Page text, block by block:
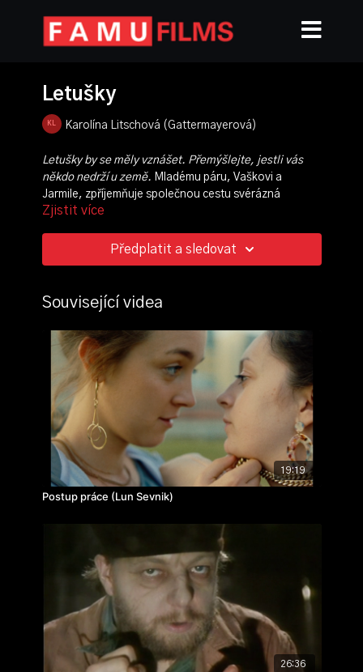
Letušky
Karolína Litschová (Gattermayerová)
Letušky by se měly vznášet. Přemýšlejte, jestli vás
někdo nedrží u země. Mladému páru, Vaškovi a
Jarmile, zpříjemňuje společnou cestu svérázná
spolujezdkyně Jarmila. Její přání a komentáře nutí
produkce:
Kamila Biealešová
Gasper Snuderl
střih:Vojtěch Cvrkal
zvuk:Samuel Jurkovič
hrají: Dana Marková, Ondřej Nosálek, Sabina
Remundová
cvičení: modul spolupráce scenáristy a produkčního
rok výroby: 2019
Zjistit více
Předplatit a sledovat
Související videa
19:19
Postup práce (Lun Sevnik)
26:36